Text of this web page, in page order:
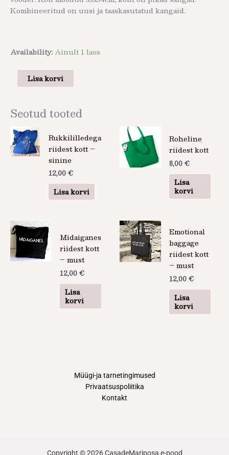
Kombineeritud on uusi ja taaskasutatud kangaid.
Availability:Ainult 1 laos
Lisa korvi
Seotud tooted
Rukkililledega
riidest kott –
sinine
12,00 €
Lisa korvi
Roheline
riidest kott
8,00 €
Lisa
korvi
Midaiganes
riidest kott
– must
12,00 €
Lisa
korvi
Emotional
baggage
riidest kott
– must
12,00 €
Lisa
korvi
Müügi-ja tarnetingimused
Privaatsuspoliitika
Kontakt
Copyright © 2026 CasadeMariposa e-pood